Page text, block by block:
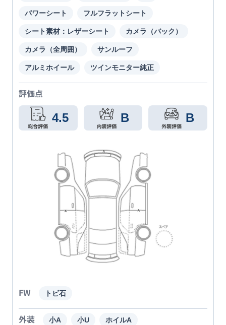
パワーシート フルフラットシート
シート素材：レザーシート カメラ（バック）
カメラ（全周囲） サンルーフ
アルミホイール ツインモニター純正
評価点
4.5 B B
FW トビ石
外装 小A 小U ホイルA